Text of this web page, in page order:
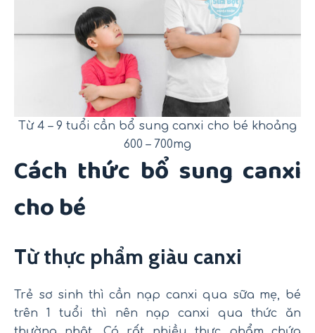
Từ 4 – 9 tuổi cần bổ sung canxi cho bé khoảng
600 – 700mg
Cách thức bổ sung canxi
cho bé
Từ thực phẩm giàu canxi
Trẻ sơ sinh thì cần nạp canxi qua sữa mẹ, bé
trên 1 tuổi thì nên nạp canxi qua thức ăn